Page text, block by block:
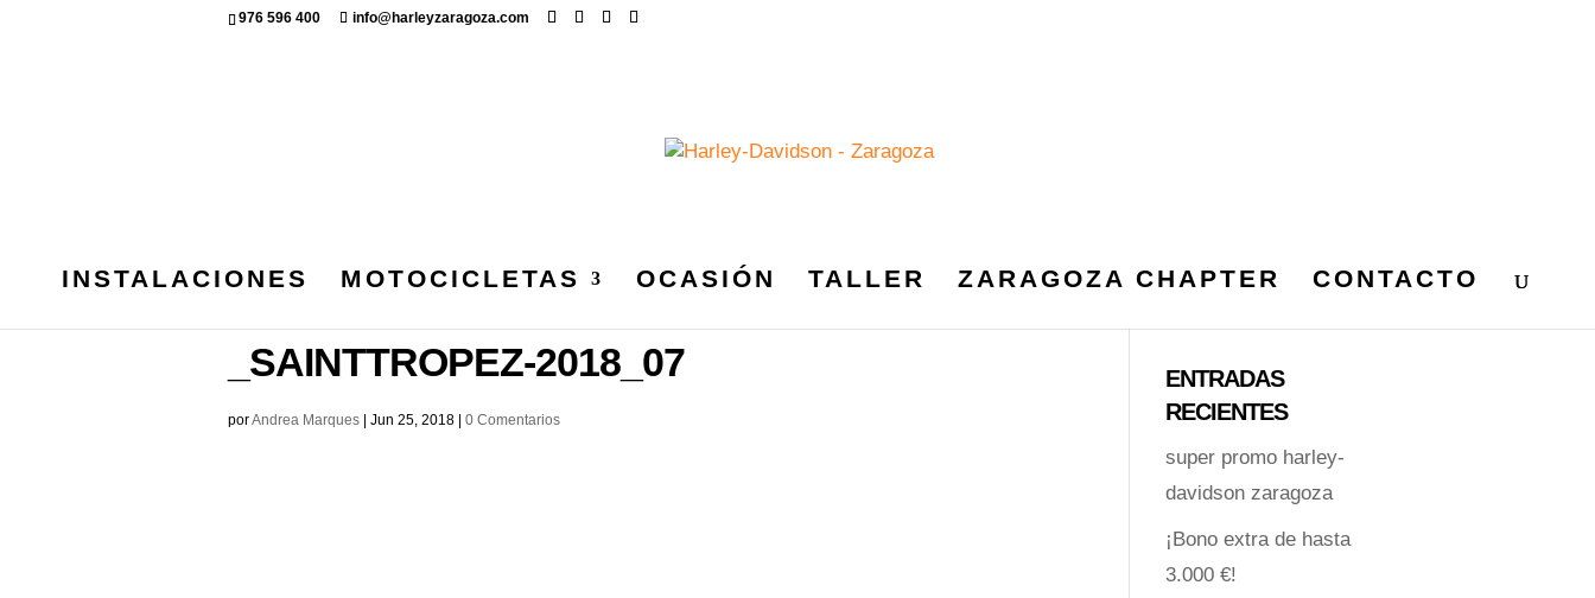
976 596 400 info@harleyzaragoza.com
INSTALACIONES MOTOCICLETAS OCASIÓN TALLER ZARAGOZA CHAPTER CONTACTO
_SAINTTROPEZ-2018_07
porAndrea Marques Jun 25, 2018 0 Comentarios
ENTRADAS
RECIENTES
super promo harley-
davidson zaragoza
¡Bono extra de hasta
3.000 €!